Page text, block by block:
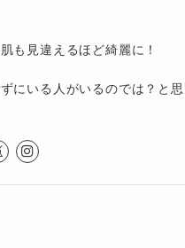
も見違えるほど綺麗に！
にいる人がいるのでは？と